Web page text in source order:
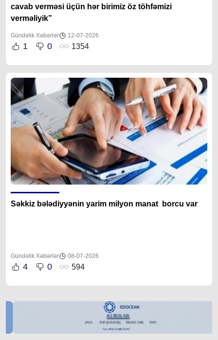
cavab verməsi üçün hər birimiz öz töhfəmizi
verməliyik”
Gündəlik Xəbərlər 12-07-2026
1 0 1354
Səkkiz bələdiyyənin yarim milyon manat borcu var
Gündəlik Xəbərlər 08-07-2026
4 0 594